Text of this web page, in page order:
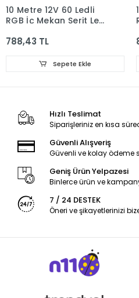
10 Metre 12V 60 Ledli
RGB İç Mekan Şerit Led
Adaptör Bluetoothlu
Kontrol Üniteli Set
788,43 TL
Sepete Ekle
Hızlı Teslimat
Siparişleriniz en kısa
Güvenli Alışveriş
Güvenli ve kolay ödeme
Geniş Ürün Yelpazesi
Binlerce ürün ve
7 / 24 DESTEK
Öneri ve şikayetlerinizi